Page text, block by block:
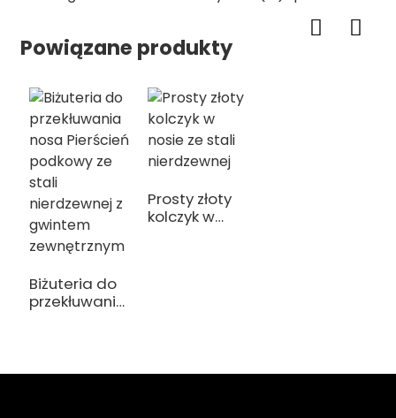
Powiązane produkty
Biżuteria do
przekłuwania
stali
Prosty złoty
kolczyk w